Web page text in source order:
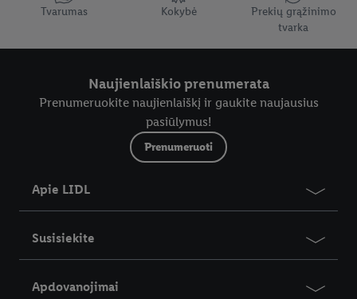
Tvarumas Kokybė
Prekių grąžinimo
tvarka
Naujienlaiškio prenumerata
Prenumeruokite naujienlaiškį ir gaukite naujausius
pasiūlymus!
Prenumeruoti
Apie LIDL
Susisiekite
Apdovanojimai